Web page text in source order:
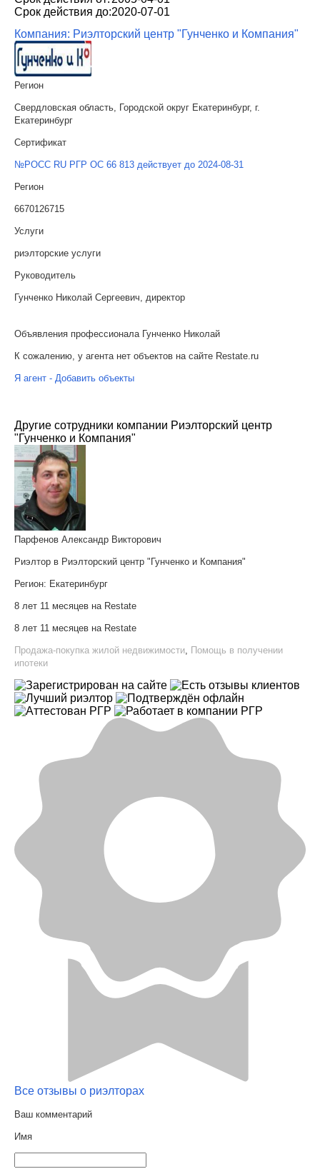
Срок действия до:2020-07-01
Компания: Риэлторский центр "Гунченко и Компания"
Регион
Свердловская область, Городской округ Екатеринбург, г.
Екатеринбург
Сертификат
№РОСС RU РГР ОС 66 813 действует до 2024-08-31
Регион
6670126715
Услуги
риэлторские услуги
Руководитель
Гунченко Николай Сергеевич, директор
Объявления профессионала Гунченко Николай
К сожалению, у агента нет объектов на сайте Restate.ru
Я агент - Добавить объекты
Другие сотрудники компании Риэлторский центр
"Гунченко и Компания"
Парфенов Александр Викторович
Риэлтор в Риэлторский центр "Гунченко и Компания"
Регион: Екатеринбург
8 лет 11 месяцев на Restate
8 лет 11 месяцев на Restate
Продажа-покупка жилой недвижимости, Помощь в получении
ипотеки
Все отзывы о риэлторах
Ваш комментарий
Имя